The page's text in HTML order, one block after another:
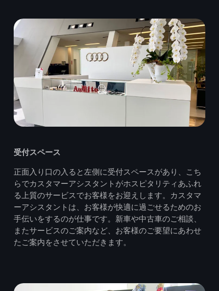
受付スペース
正面入り口の入ると左側に受付スペースがあり、こち
らでカスタマーアシスタントがホスピタリティあふれ
る上質のサービスでお客様をお迎えします。カスタマ
ーアシスタントは、お客様が快適に過ごせるためのお
手伝いをするのが仕事です。新車や中古車のご相談、
またサービスのご案内など、お客様のご要望にあわせ
たご案内をさせていただきます。